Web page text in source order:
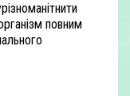
повним